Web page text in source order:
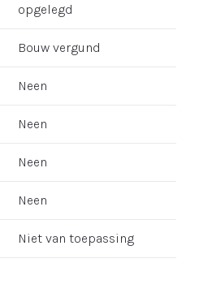
opgelegd
Bouw vergund
Neen
Neen
Neen
Neen
Niet van toepassing